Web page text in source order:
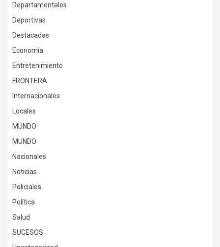
Departamentales
Deportivas
Destacadas
Economía
Entretenimiento
FRONTERA
Internacionales
Locales
MUNDO
MUNDO
Nacionales
Noticias
Policiales
Política
Salud
SUCESOS